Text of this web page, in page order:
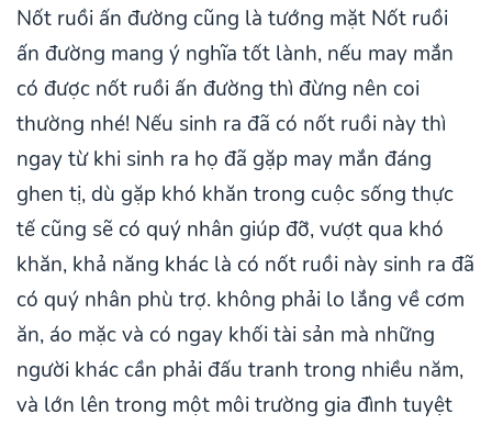
Nốt ruồi ấn đường cũng là tướng mặt Nốt ruồi
ấn đường mang ý nghĩa tốt lành, nếu may mắn
có được nốt ruồi ấn đường thì đừng nên coi
thường nhé! Nếu sinh ra đã có nốt ruồi này thì
ngay từ khi sinh ra họ đã gặp may mắn đáng
ghen tị, dù gặp khó khăn trong cuộc sống thực
tế cũng sẽ có quý nhân giúp đỡ, vượt qua khó
khăn, khả năng khác là có nốt ruồi này sinh ra đã
có quý nhân phù trợ. không phải lo lắng về cơm
ăn, áo mặc và có ngay khối tài sản mà những
người khác cần phải đấu tranh trong nhiều năm,
và lớn lên trong một môi trường gia đình tuyệt